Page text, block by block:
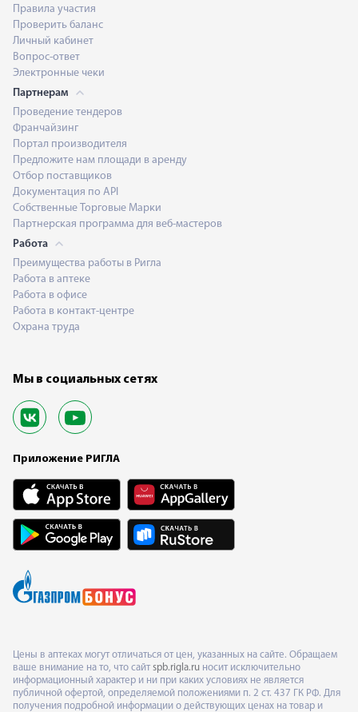
Правила участия
Проверить баланс
Личный кабинет
Вопрос-ответ
Электронные чеки
Партнерам
Проведение тендеров
Франчайзинг
Портал производителя
Предложите нам площади в аренду
Отбор поставщиков
Документация по API
Собственные Торговые Марки
Партнерская программа для веб-мастеров
Работа
Преимущества работы в Ригла
Работа в аптеке
Работа в офисе
Работа в контакт-центре
Охрана труда
Мы в социальных сетях
Приложение РИГЛА
Цены в аптеках могут отличаться от цен, указанных на сайте. Обращаем
ваше внимание на то, что сайт spb.rigla.ru носит исключительно
информационный характер и ни при каких условиях не является
публичной офертой, определяемой положениями п. 2 ст. 437 ГК РФ. Для
получения подробной информации о действующих ценах на товар и